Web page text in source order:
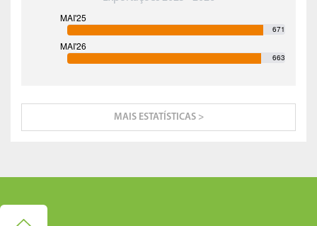
671
663
MAIS ESTATÍSTICAS >